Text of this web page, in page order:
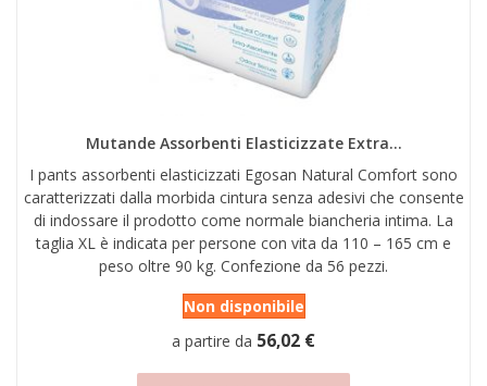
Mutande Assorbenti Elasticizzate Extra...
I pants assorbenti elasticizzati Egosan Natural Comfort sono
caratterizzati dalla morbida cintura senza adesivi che consente
di indossare il prodotto come normale biancheria intima. La
taglia XL è indicata per persone con vita da 110 – 165 cm e
peso oltre 90 kg. Confezione da 56 pezzi.
Non disponibile
a partire da 56,02 €